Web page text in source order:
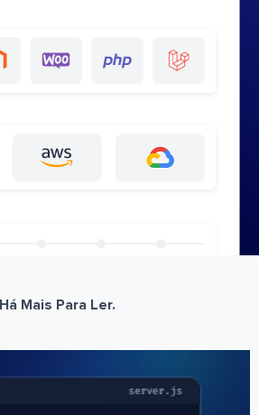
Há Mais Para Ler.